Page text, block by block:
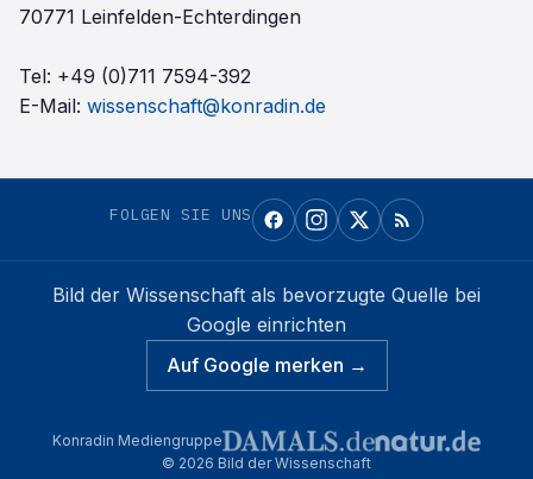
70771 Leinfelden-Echterdingen
Tel: +49 (0)711 7594-392
E-Mail: wissenschaft@konradin.de
FOLGEN SIE UNS
Bild der Wissenschaft als bevorzugte Quelle bei
Google einrichten
Auf Google merken →
Konradin Mediengruppe
© 2026 Bild der Wissenschaft